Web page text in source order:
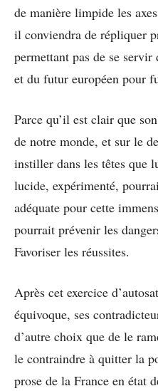
de manière limpide les
il conviendra de répliquer
permettant pas de se
et du futur européen pour
Parce qu’il est clair que
de notre monde, et sur le
instiller dans les têtes que
lucide, expérimenté,
adéquate pour cette
pourrait prévenir les
Favoriser les réussites.
Après cet exercice
équivoque, ses
d’autre choix que de le
le contraindre à quitter la
prose de la France en état